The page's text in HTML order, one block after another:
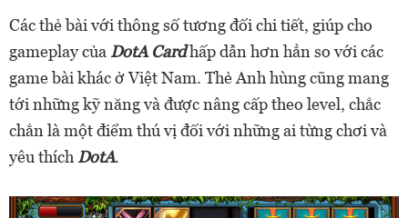
Các thẻ bài với thông số tương đối chi tiết, giúp cho
gameplay của DotA Cardhấp dẫn hơn hẳn so với các
game bài khác ở Việt Nam. Thẻ Anh hùng cũng mang
tới những kỹ năng và được nâng cấp theo level, chắc
chắn là một điểm thú vị đối với những ai từng chơi và
yêu thích DotA.